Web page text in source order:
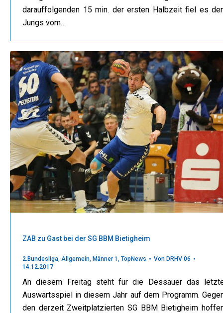
darauffolgenden 15 min. der ersten Halbzeit fiel es
Jungs vom…
ZAB zu Gast bei der SG BBM Bietigheim
2.Bundesliga, Allgemein, Männer 1, TopNews Von DRHV 06
14.12.2017
An diesem Freitag steht für die Dessauer das
Auswärtsspiel in diesem Jahr auf dem Programm.
den derzeit Zweitplatzierten SG BBM Bietigheim